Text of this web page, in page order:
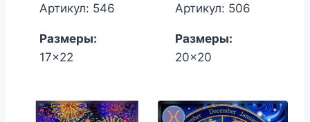
Артикул: 546
Размеры:
17x22
Артикул: 506
Размеры:
20x20